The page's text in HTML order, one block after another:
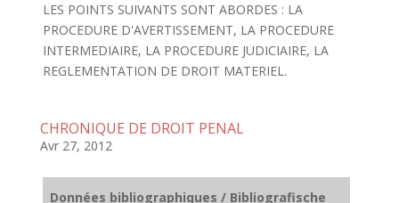
LES POINTS SUIVANTS SONT ABORDES : LA
PROCEDURE D'AVERTISSEMENT, LA PROCEDURE
INTERMEDIAIRE, LA PROCEDURE JUDICIAIRE, LA
REGLEMENTATION DE DROIT MATERIEL.
CHRONIQUE DE DROIT PENAL
Avr 27, 2012
Données bibliographiques / Bibliografische